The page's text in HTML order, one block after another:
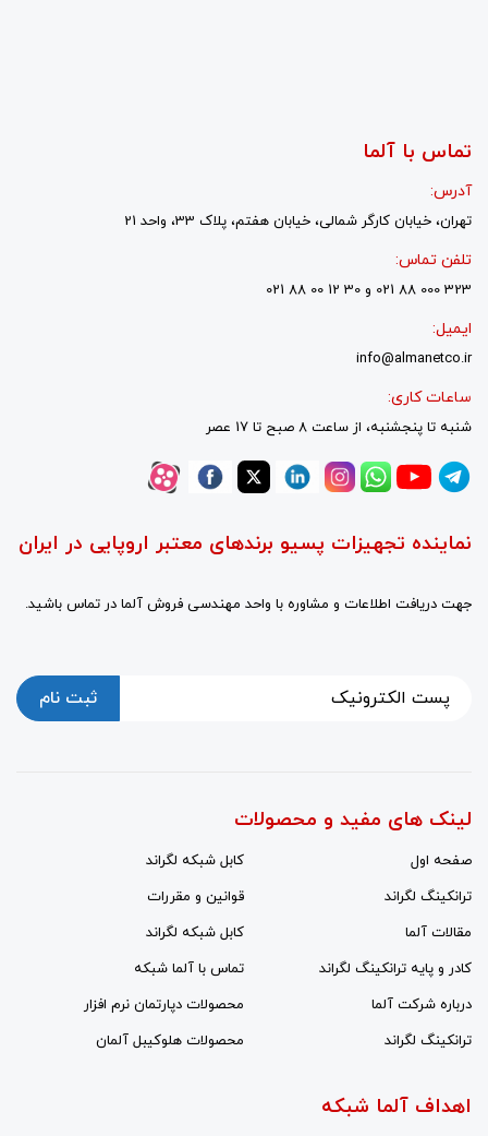
تماس با آلما
آدرس:
تهران، خیابان کارگر شمالی، خیابان هفتم، پلاک 33، واحد 21
تلفن تماس:
323 000 88 021 و 30 12 00 88 021
ایمیل:
info@almanetco.ir
ساعات کاری:
شنبه تا پنجشنبه، از ساعت 8 صبح تا 17 عصر
نماینده تجهیزات پسیو برندهای معتبر اروپایی در ایران
جهت دریافت اطلاعات و مشاوره با واحد مهندسی فروش آلما در تماس باشید.
ثبت نام
لینک های مفید و محصولات
صفحه اول
کابل شبکه لگراند
ترانکینگ لگراند
قوانین و مقررات
مقالات آلما
کابل شبکه لگراند
کادر و پایه ترانکینگ لگراند
تماس با آلما شبکه
درباره شرکت آلما
محصولات دپارتمان نرم افزار
ترانکینگ لگراند
محصولات هلوکیبل آلمان
اهداف آلما شبکه